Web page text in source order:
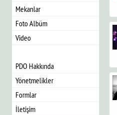
Mekanlar
Foto Albüm
Video
PDO Hakkında
Yönetmelikler
Formlar
İletişim